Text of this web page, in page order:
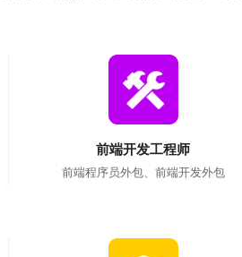
前端开发工程师
前端程序员外包、前端开发外包